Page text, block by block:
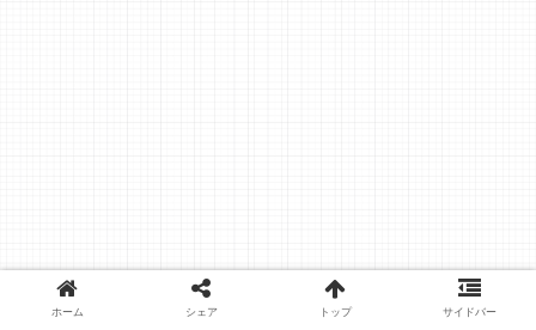
ホーム シェア トップ サイドバー